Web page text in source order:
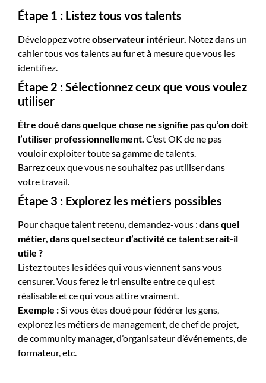
Étape 1 : Listez tous vos talents
Développez votreobservateur intérieur. Notez dans un
cahier tous vos talents au fur et à mesure que vous les
identifiez.
Étape 2 : Sélectionnez ceux que vous voulez
utiliser
Être doué dans quelque chose ne signifie pas qu’on doit
l’utiliser professionnellement. C’est OK de ne pas
vouloir exploiter toute sa gamme de talents.
Barrez ceux que vous ne souhaitez pas utiliser dans
votre travail.
Étape 3 : Explorez les métiers possibles
Pour chaque talent retenu, demandez-vous : dans quel
métier, dans quel secteur d’activité ce talent serait-il
utile ?
Listez toutes les idées qui vous viennent sans vous
censurer. Vous ferez le tri ensuite entre ce qui est
réalisable et ce qui vous attire vraiment.
Exemple :Si vous êtes doué pour fédérer les gens,
explorez les métiers de management, de chef de projet,
de community manager, d’organisateur d’événements, de
formateur, etc.